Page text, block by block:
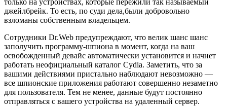
джейлбрейк. То есть, по суди дела,были добровольно
взломаны собственным владельцем.
Сотрудники Dr.Web предупреждают, что велик шанс шанс
заполучить программу-шпиона в момент, когда на ваш
освобожденный девайс автоматически установится и начнет
работать неофициальный каталог Cydia. Заметить, что за
вашими действиями пристально наблюдают невозможно —
все шпионские приложения работают совершенно незаметно
для пользователя. Тем не менее, данные будут постоянно
отправляться с вашего устройства на удаленный сервер.